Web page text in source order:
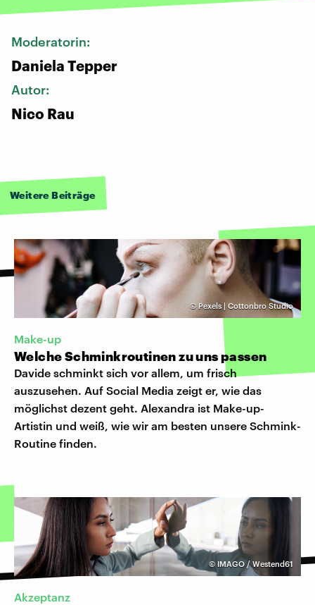
Moderatorin:
Daniela Tepper
Autor:
Nico Rau
Weitere Beiträge
©Pexels | Cottonbro Studio
Make-up
Welche Schminkroutinen zu uns passen
Davide schminkt sich vor allem, um frisch
auszusehen. Auf Social Media zeigt er, wie das
möglichst dezent geht. Alexandra ist Make-up-
Artistin und weiß, wie wir am besten unsere Schmink-
Routine finden.
© IMAGO / Westend61
Akzeptanz